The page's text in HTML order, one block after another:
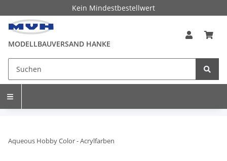
Kein Mindestbestellwert
MODELLBAUVERSAND HANKE
Aqueous Hobby Color - Acrylfarben